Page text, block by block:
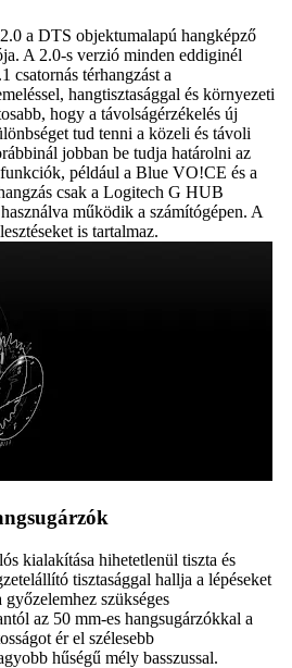
a DTS objektumalapú hangképző
A 2.0-s verzió minden eddiginél
csatornás térhangzást a
hangtisztasággal és környezeti
hogy a távolságérzékelés új
tud tenni a közeli és távoli
jobban be tudja határolni az
például a Blue VO!CE és a
csak a Logitech G HUB
működik a számítógépen. A
is tartalmaz.
kialakítása hihetetlenül tiszta és
tisztasággal hallja a lépéseket
győzelemhez szükséges
az 50 mm-es hangsugárzókkal a
ér el szélesebb
hűségű mély basszussal.